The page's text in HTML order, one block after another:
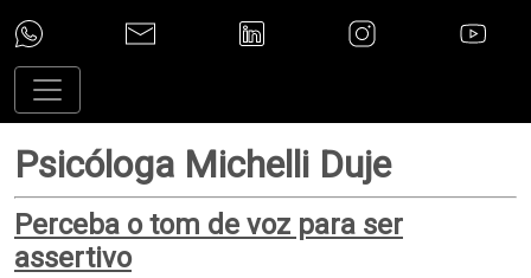
Psicóloga Michelli Duje
Perceba o tom de voz para ser
assertivo